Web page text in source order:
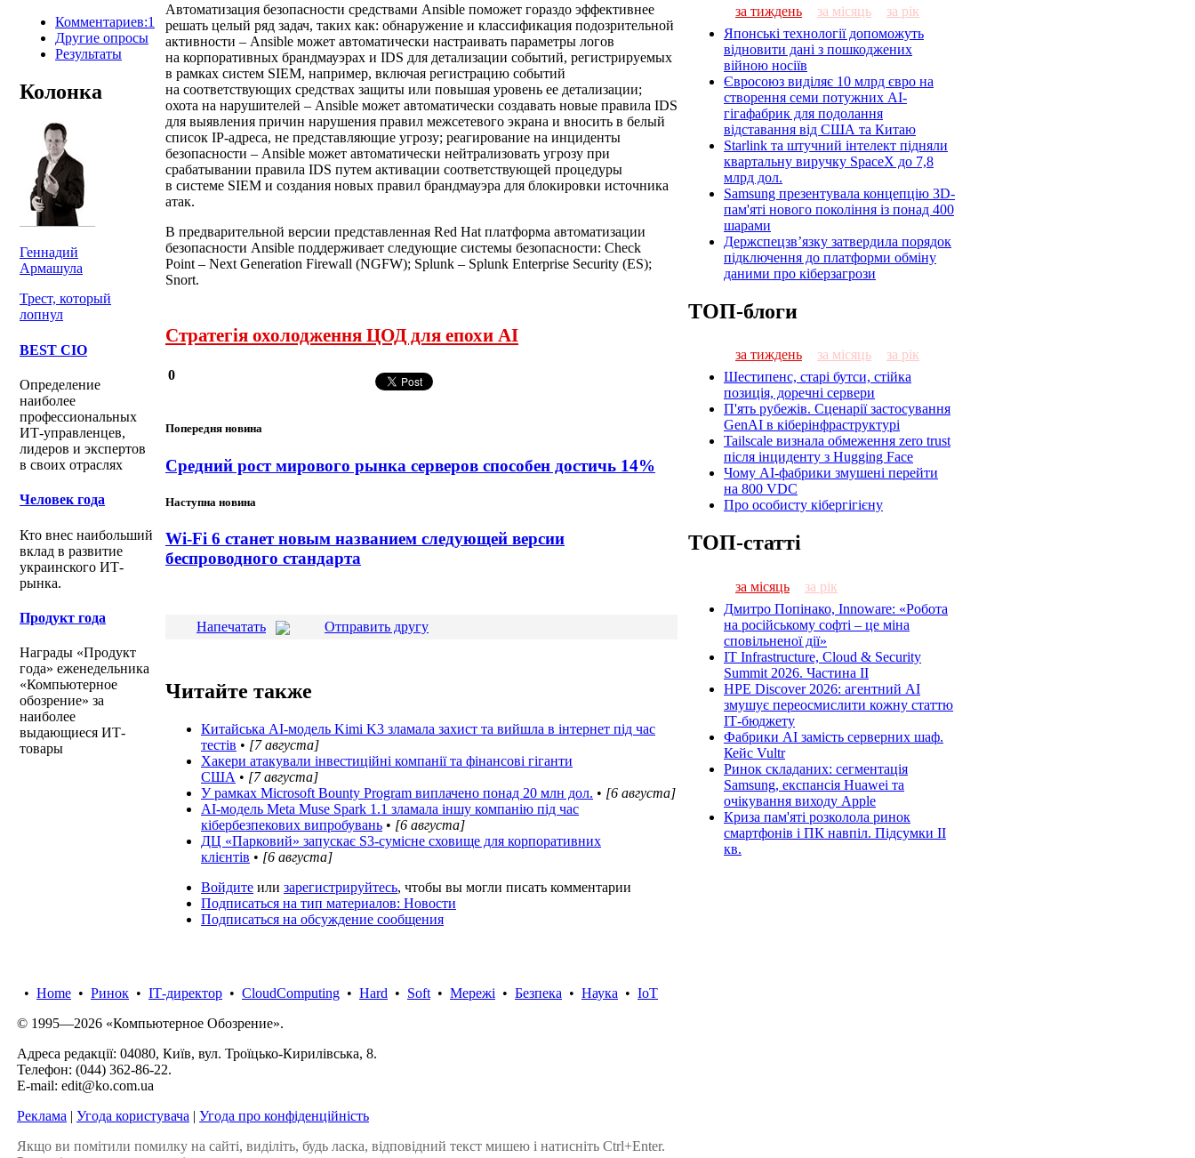
Комментариев:1
Другие опросы
Результаты
Колонка
Геннадий
Армашула
Трест, который
лопнул
BEST CIO
Определение
наиболее
профессиональных
ИТ-управленцев,
лидеров и экспертов
в своих отраслях
Человек года
Кто внес наибольший
вклад в развитие
украинского ИТ-
рынка.
Продукт года
Награды «Продукт
года» еженедельника
«Компьютерное
обозрение» за
наиболее
выдающиеся ИТ-
товары
Автоматизация безопасности средствами Ansible поможет гораздо эффективнее
решать целый ряд задач, таких как: обнаружение и классификация подозрительной
активности – Ansible может автоматически настраивать параметры логов
на корпоративных брандмауэрах и IDS для детализации событий, регистрируемых
в рамках систем SIEM, например, включая регистрацию событий
на соответствующих средствах защиты или повышая уровень ее детализации;
охота на нарушителей – Ansible может автоматически создавать новые правила IDS
для выявления причин нарушения правил межсетевого экрана и вносить в белый
список IP-адреса, не представляющие угрозу; реагирование на инциденты
безопасности – Ansible может автоматически нейтрализовать угрозу при
срабатывании правила IDS путем активации соответствующей процедуры
в системе SIEM и создания новых правил брандмауэра для блокировки источника
атак.
В предварительной версии представленная Red Hat платформа автоматизации
безопасности Ansible поддерживает следующие системы безопасности: Check
Point – Next Generation Firewall (NGFW); Splunk – Splunk Enterprise Security (ES);
Snort.
Стратегія охолодження ЦОД для епохи AI
0
Попередня новина
Средний рост мирового рынка серверов способен достичь 14%
Наступна новина
Wi-Fi 6 станет новым названием следующей версии
беспроводного стандарта
Напечатать Отправить другу
Читайте также
Китайська АІ-модель Kimi K3 зламала захист та вийшла в інтернет під час
тестів • [7 августа]
Хакери атакували інвестиційні компанії та фінансові гіганти
США • [7 августа]
У рамках Microsoft Bounty Program виплачено понад 20 млн дол. • [6 августа]
AI-модель Meta Muse Spark 1.1 зламала іншу компанію під час
кібербезпекових випробувань • [6 августа]
ДЦ «Парковий» запускає S3-сумісне сховище для корпоративних
клієнтів • [6 августа]
Войдите или зарегистрируйтесь, чтобы вы могли писать комментарии
Подписаться на тип материалов: Новости
Подписаться на обсуждение сообщения
за тиждень за місяць
за рік
Японські технології допоможуть
відновити дані з пошкоджених
війною носіїв
Євросоюз виділяє 10 млрд євро на
створення семи потужних AI-
гігафабрик для подолання
відставання від США та Китаю
Starlink та штучний інтелект підняли
квартальну виручку SpaceX до 7,8
млрд дол.
Samsung презентувала концепцію 3D-
пам'яті нового покоління із понад 400
шарами
Держспецзв’язку затвердила порядок
підключення до платформи обміну
даними про кіберзагрози
ТОП-блоги
за тиждень за місяць
за рік
Шестипенс, старі бутси, стійка
позиція, доречні сервери
П'ять рубежів. Сценарії застосування
GenAI в кіберінфраструктурі
Tailscale визнала обмеження zero trust
після інциденту з Hugging Face
Чому AI-фабрики змушені перейти
на 800 VDC
Про особисту кібергігієну
ТОП-статті
за місяць
за рік
Дмитро Попінако, Innoware: «Робота
на російському софті – це міна
сповільненої дії»
IT Infrastructure, Cloud & Security
Summit 2026. Частина ІІ
HPE Discover 2026: агентний AI
змушує переосмислити кожну статтю
ІТ-бюджету
Фабрики AI замість серверних шаф.
Кейс Vultr
Ринок складаних: сегментація
Samsung, експансія Huawei та
очікування виходу Apple
Криза пам'яті розколола ринок
смартфонів і ПК навпіл. Підсумки ІІ
кв.
• Home • Ринок • IТ-директор • CloudComputing • Hard • Soft • Мережі • Безпека • Наука • IoT
© 1995—2026 «Компьютерное Обозрение».
Адреса редакції: 04080, Київ, вул. Троїцько-Кирилівська, 8.
Телефон: (044) 362-86-22.
E-mail: edit@ko.com.ua
Реклама | Угода користувача | Угода про конфіденційність
Якщо ви помітили помилку на сайті, виділіть, будь ласка, відповідний текст мишею і натисніть Ctrl+Enter.